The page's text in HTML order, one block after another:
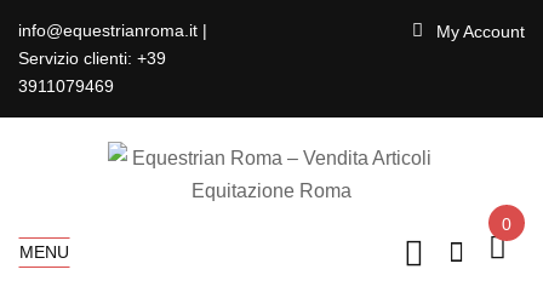
info@equestrianroma.it |
Servizio clienti: +39
3911079469
My Account
MENU
0